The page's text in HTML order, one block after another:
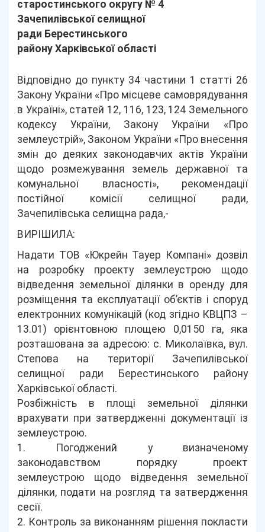
старостинського округу № 4
Зачепилівської селищної
ради Берестинського
району Харківської області
Відповідно до пункту 34 частини 1 статті 26
Закону України «Про місцеве самоврядування
в Україні», статей 12, 116, 123, 124 Земельного
кодексу України, Закону України «Про
землеустрій», Законом України «Про внесення
змін до деяких законодавчих актів України
щодо розмежування земель державної та
комунальної власності», рекомендації
постійної комісії селищної ради,
Зачепилівська селищна рада,-
ВИРІШИЛА:
Надати ТОВ «Юкрейн Тауер Компані» дозвіл
на розробку проекту землеустрою щодо
відведення земельної ділянки в оренду для
розміщення та експлуатації об’єктів і споруд
електронних комунікацій (код згідно КВЦПЗ –
13.01) орієнтовною площею 0,0150 га, яка
розташована за адресою: с. Миколаївка, вул.
Степова на території Зачепилівської
селищної ради Берестинського району
Харківської області.
Розбіжність в площі земельної ділянки
врахувати при затвердженні документації із
землеустрою.
1. Погоджений у визначеному
законодавством порядку проект
землеустрою щодо відведення земельної
ділянки, подати на розгляд та затвердження
сесії.
2. Контроль за виконанням рішення покласти